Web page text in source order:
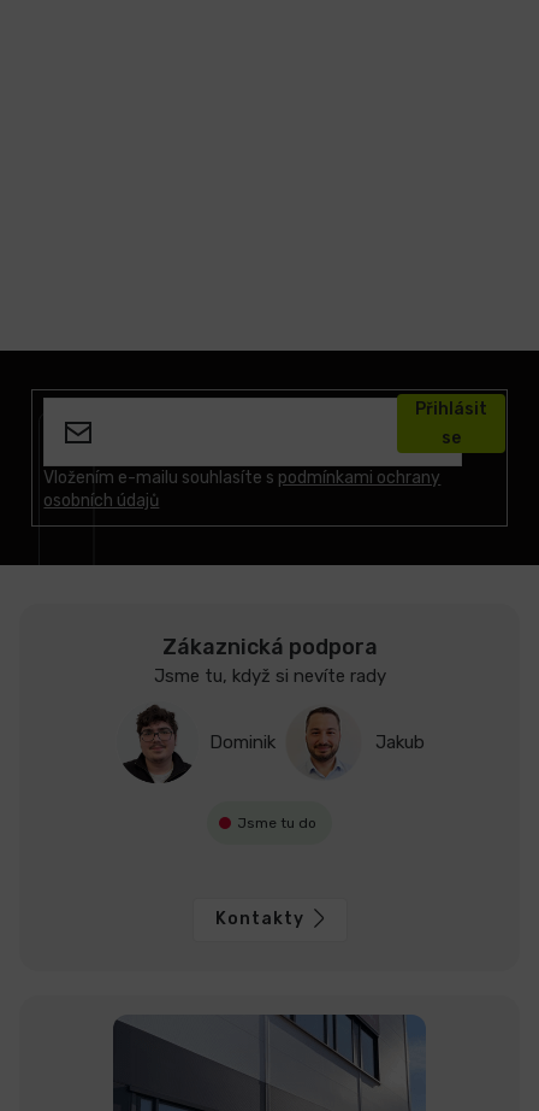
Vložením e-mailu souhlasíte s podmínkami ochrany
osobních údajů
Přihlásit
se
Zákaznická podpora
Jsme tu, když si nevíte rady
Dominik Jakub
Jsme tu do
Kontakty